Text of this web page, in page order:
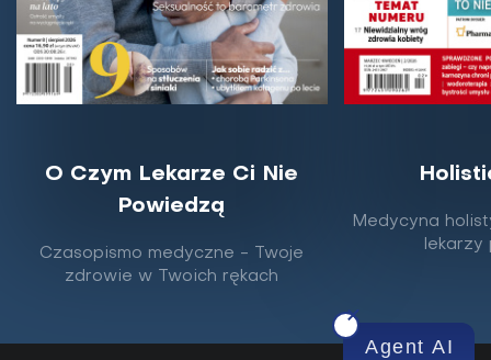
Jak skutecznie schudnąć bez diety i
wyrzeczeń?
Lekarze szacują, że większość z nas, choć raz w
życiu, podjęła próbę zrzucenia zbędnych kilogramów.
Agent AI
O Czym Lekarze Ci Nie
Powiedzą
Czasopismo medyczne - Twoje
zdrowie w Twoich rękach
Medycyna
lekarzy